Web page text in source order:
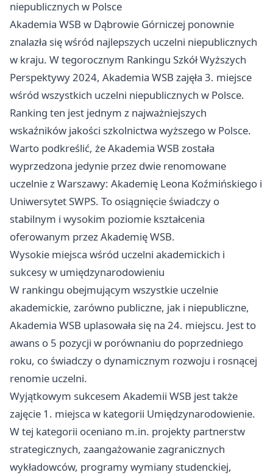
niepublicznych w Polsce
Akademia WSB w Dąbrowie Górniczej ponownie
znalazła się wśród najlepszych uczelni niepublicznych
w kraju. W tegorocznym Rankingu Szkół Wyższych
Perspektywy 2024, Akademia WSB zajęła 3. miejsce
wśród wszystkich uczelni niepublicznych w Polsce.
Ranking ten jest jednym z najważniejszych
wskaźników jakości szkolnictwa wyższego w Polsce.
Warto podkreślić, że Akademia WSB została
wyprzedzona jedynie przez dwie renomowane
uczelnie z Warszawy: Akademię Leona Koźmińskiego i
Uniwersytet SWPS. To osiągnięcie świadczy o
stabilnym i wysokim poziomie kształcenia
oferowanym przez Akademię WSB.
Wysokie miejsca wśród uczelni akademickich i
sukcesy w umiędzynarodowieniu
W rankingu obejmującym wszystkie uczelnie
akademickie, zarówno publiczne, jak i niepubliczne,
Akademia WSB uplasowała się na 24. miejscu. Jest to
awans o 5 pozycji w porównaniu do poprzedniego
roku, co świadczy o dynamicznym rozwoju i rosnącej
renomie uczelni.
Wyjątkowym sukcesem Akademii WSB jest także
zajęcie 1. miejsca w kategorii Umiędzynarodowienie.
W tej kategorii oceniano m.in. projekty partnerstw
strategicznych, zaangażowanie zagranicznych
wykładowców, programy wymiany studenckiej,